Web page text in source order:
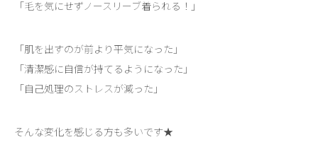
「毛を気にせずノースリーブ着られる！」
「肌を出すのが前より平気になった」
「清潔感に自信が持てるようになった」
「自己処理のストレスが減った」
そんな変化を感じる方も多いです★